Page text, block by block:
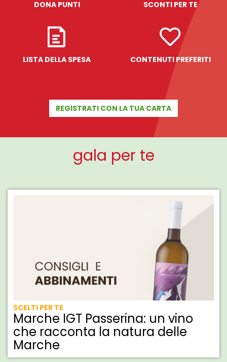
DONA PUNTI SCONTI PER TE
LISTA DELLA SPESA CONTENUTI PREFERITI
REGISTRATI CON LA TUA CARTA
gala per te
SCELTI PER TE
Marche IGT Passerina: un vino
che racconta la natura delle
Marche